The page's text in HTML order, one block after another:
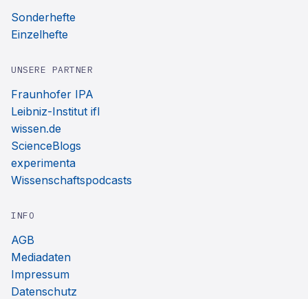
Sonderhefte
Einzelhefte
UNSERE PARTNER
Fraunhofer IPA
Leibniz-Institut ifl
wissen.de
ScienceBlogs
experimenta
Wissenschaftspodcasts
INFO
AGB
Mediadaten
Impressum
Datenschutz